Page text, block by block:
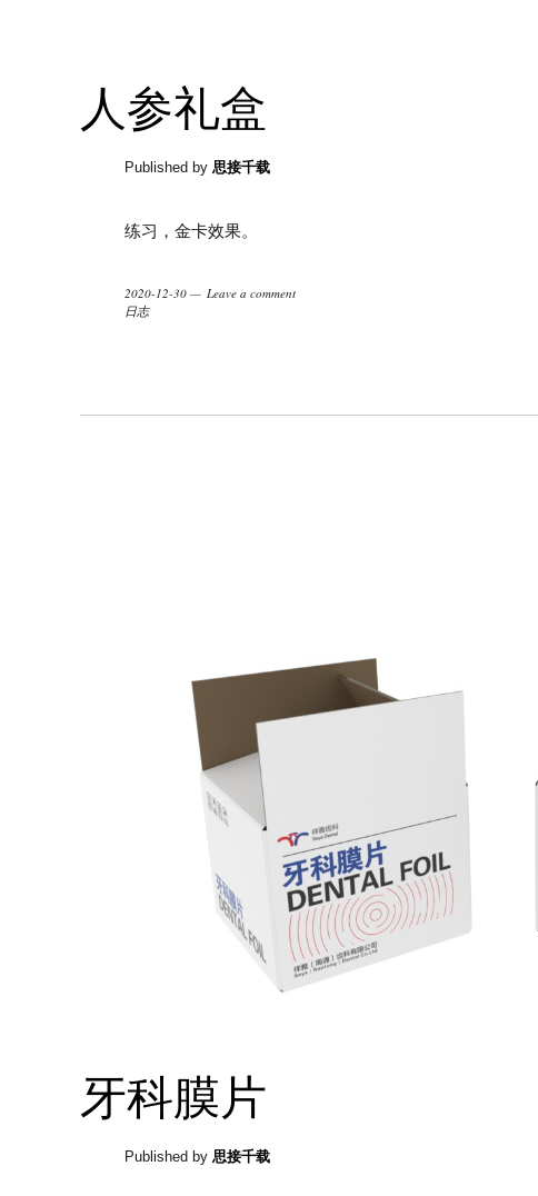
人参礼盒
Published by 思接千载
练习，金卡效果。
2020-12-30
Leave a comment
日志
牙科膜片
Published by 思接千载